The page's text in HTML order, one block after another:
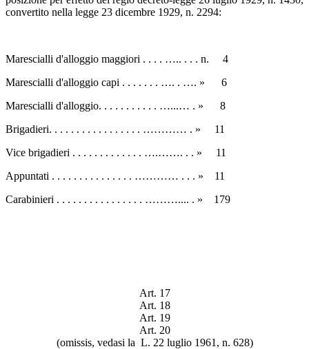
convertito nella legge 23 dicembre 1929, n. 2294:
Marescialli d'alloggio maggiori . . . . ….. . . . n. 4
Marescialli d'alloggio capi . . . . . . . …. . …. » 6
Marescialli d'alloggio. . . . . . . . . . . …...… . » 8
Brigadieri. . . . . . . . . . . . . . . . . ………… . » 11
Vice brigadieri . . . . . . . . . . . . . ….……. . . » 11
Appuntati . . . . . . . . . . . . . . . ………… . . . » 11
Carabinieri . . . . . . . . . . . . . . . . ……….... . » 179
Art. 17
Art. 18
Art. 19
Art. 20
(omissis, vedasi la L. 22 luglio 1961, n. 628)